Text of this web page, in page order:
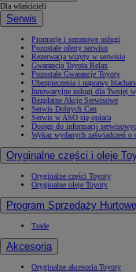
Dla właścicieli
Serwis
Promocje i sezonowe usługi
Pozostałe oferty serwisu
Rezerwacja wizyty w serwisie
Gwarancja Toyota Relax
Pozostałe Gwarancje Toyoty
Ubezpieczenia i naprawy
Innowacyjne usługi dla Twojej
Bezpłatne Akcje Serwisowe
Serwis Dobrych Cen
Serwis w ASO się opłaca
Dostęp do informacji
Wykaz wydanych zaświadczeń
Oryginalne części i oleje
Oryginalne części Toyoty
Oryginalne oleje Toyoty
Program Sprzedaży
Trade
Akcesoria
Oryginalne akcesoria Toyoty